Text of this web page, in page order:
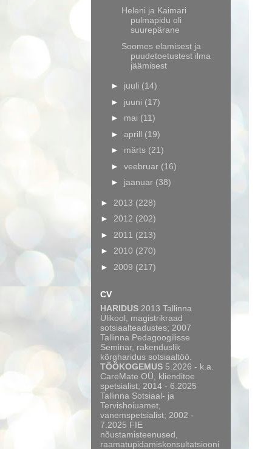
Heleni ja Kaimari
pulmapidu oli
suurepärane
Soomes elamisest ja
puudetoetustest ilma
jäämisest
► juuli (14)
► juuni (17)
► mai (11)
► aprill (19)
► märts (21)
► veebruar (16)
► jaanuar (38)
► 2013 (228)
► 2012 (202)
► 2011 (213)
► 2010 (270)
► 2009 (217)
CV
HARIDUS 2013 Tallinna
Ülikool, magistrikraad
sotsiaalteadustes; 2007
Tallinna Pedagoogilisse
Seminar, rakenduslik
kõrgharidus sotsiaaltöö.
TÖÖKOGEMUS 5.2026 - k.a.
CareMate OÜ, klienditoe
spetsialist; 2014 - 6.2025
Tallinna Sotsiaal- ja
Tervishoiuamet,
vanemspetsialist; 2002 -
7.2025 FIE
nõustamisteenused,
raamatupidamiskonsultatsiooni